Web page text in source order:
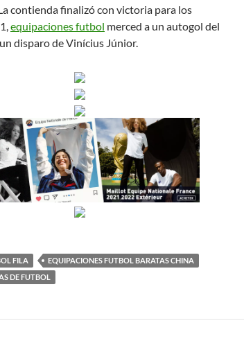
contienda finalizó con victoria para los
equipaciones futbol merced a un autogol del
disparo de Vinícius Júnior.
FILA
EQUIPACIONES FUTBOL BARATAS CHINA
DE FUTBOL